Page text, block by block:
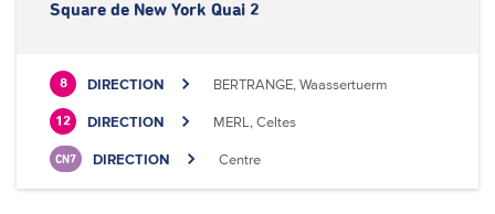
Square de New York Quai 2
8 DIRECTION BERTRANGE, Waassertuerm
12 DIRECTION MERL, Celtes
CN7 DIRECTION Centre